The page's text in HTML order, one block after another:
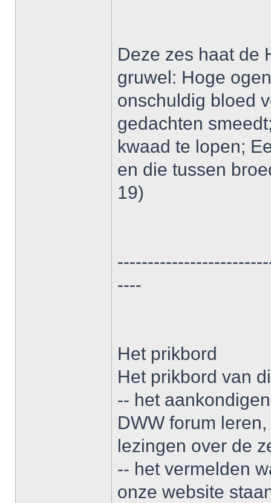
Deze zes haat de
gruwel: Hoge
onschuldig bloed
gedachten
kwaad te lopen;
en die tussen
19)
----
Het prikbord
Het prikbord van
-- het
DWW forum
lezingen over de
-- het vermelden
onze website